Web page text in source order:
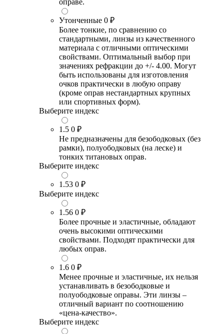
оправе.
Утонченные 0 ₽
Более тонкие, по сравнению со
стандартными, линзы из качественного
материала с отличными оптическими
свойствами. Оптимальный выбор при
значениях рефракции до +/- 4.00. Могут
быть использованы для изготовления
очков практически в любую оправу
(кроме оправ нестандартных крупных
или спортивных форм).
Выберите индекс
1.5 0 ₽
Не предназначены для безободковых (без
рамки), полуободковых (на леске) и
тонких титановых оправ.
Выберите индекс
1.53 0 ₽
Выберите индекс
1.56 0 ₽
Более прочные и эластичные, обладают
очень высокими оптическими
свойствами. Подходят практически для
любых оправ.
1.6 0 ₽
Менее прочные и эластичные, их нельзя
устанавливать в безободковые и
полуободковые оправы. Эти линзы –
отличный вариант по соотношению
«цена-качество».
Выберите индекс